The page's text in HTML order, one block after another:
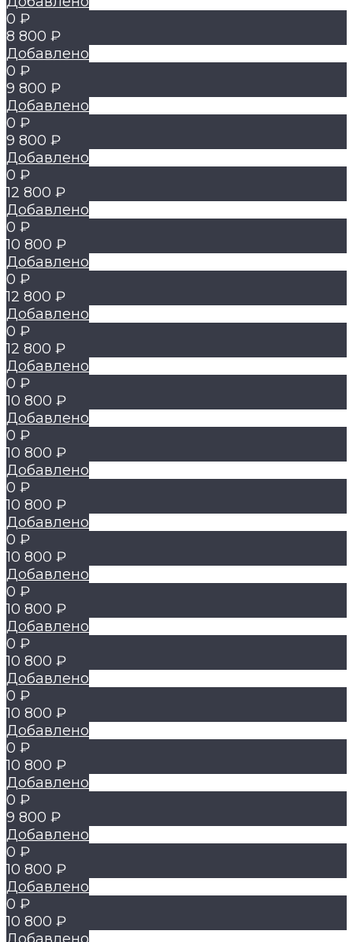
0 ₽
8 800 ₽
Добавлено
0 ₽
9 800 ₽
Добавлено
0 ₽
9 800 ₽
Добавлено
0 ₽
12 800 ₽
Добавлено
0 ₽
10 800 ₽
Добавлено
0 ₽
12 800 ₽
Добавлено
0 ₽
12 800 ₽
Добавлено
0 ₽
10 800 ₽
Добавлено
0 ₽
10 800 ₽
Добавлено
0 ₽
10 800 ₽
Добавлено
0 ₽
10 800 ₽
Добавлено
0 ₽
10 800 ₽
Добавлено
0 ₽
10 800 ₽
Добавлено
0 ₽
10 800 ₽
Добавлено
0 ₽
10 800 ₽
Добавлено
0 ₽
9 800 ₽
Добавлено
0 ₽
10 800 ₽
Добавлено
0 ₽
10 800 ₽